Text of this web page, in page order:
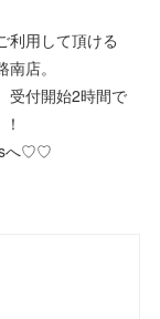
利用して頂ける
店。
受付開始2時間で
へ♡♡